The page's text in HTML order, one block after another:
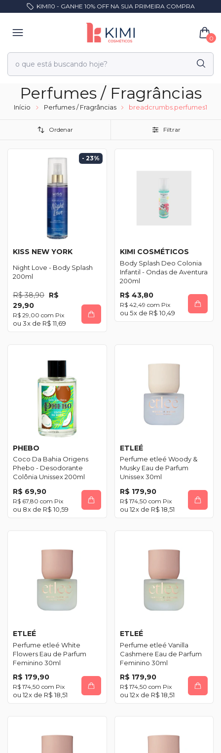
KIMI10 - GANHE 10% OFF NA SUA PRIMEIRA COMPRA
0
Perfumes / Fragrâncias
Início Perfumes / Fragrâncias breadcrumbs.perfumes1
Ordenar Filtrar
- 23%
KISS NEW YORK
Night Love - Body Splash
200ml
R$ 38,90 R$
29,90
R$ 29,00 com Pix
3x de R$ 11,69
KIMI COSMÉTICOS
Body Splash Deo Colonia
Infantil - Ondas de Aventura
200ml
R$ 43,80
R$ 42,49 com Pix
5x de R$ 10,49
PHEBO
Coco Da Bahia Origens
Phebo - Desodorante
Colônia Unissex 200ml
R$ 69,90
R$ 67,80 com Pix
8x de R$ 10,59
ETLEÉ
Perfume etleé Woody &
Musky Eau de Parfum
Unissex 30ml
R$ 179,90
R$ 174,50 com Pix
12x de R$ 18,51
ETLEÉ
Perfume etleé White
Flowers Eau de Parfum
Feminino 30ml
R$ 179,90
R$ 174,50 com Pix
12x de R$ 18,51
ETLEÉ
Perfume etleé Vanilla
Cashmere Eau de Parfum
Feminino 30ml
R$ 179,90
R$ 174,50 com Pix
12x de R$ 18,51